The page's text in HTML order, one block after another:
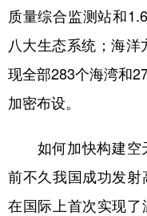
四川 贵州
陕西 甘肃
新疆
English
质量综合监测站和
八大生态系统；海
现全部283个海湾和
加密布设。
如何加快构建空天
前不久我国成功发射
在国际上首次实现